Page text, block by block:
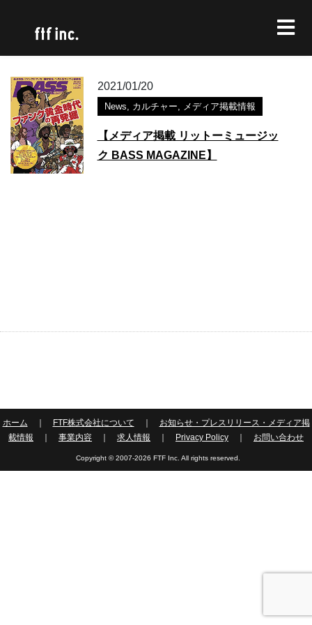
2021/01/20
News, カルチャー, メディア掲載情報
【メディア掲載 リットーミュージッ
ク BASS MAGAZINE】
ホーム FTF株式会社について
お知らせ・プレスリリース・メディア掲
載情報
事業内容 求人情報 Privacy Policy お問い合わせ
Copyright © 2007-2026 FTF Inc. All rights reserved.